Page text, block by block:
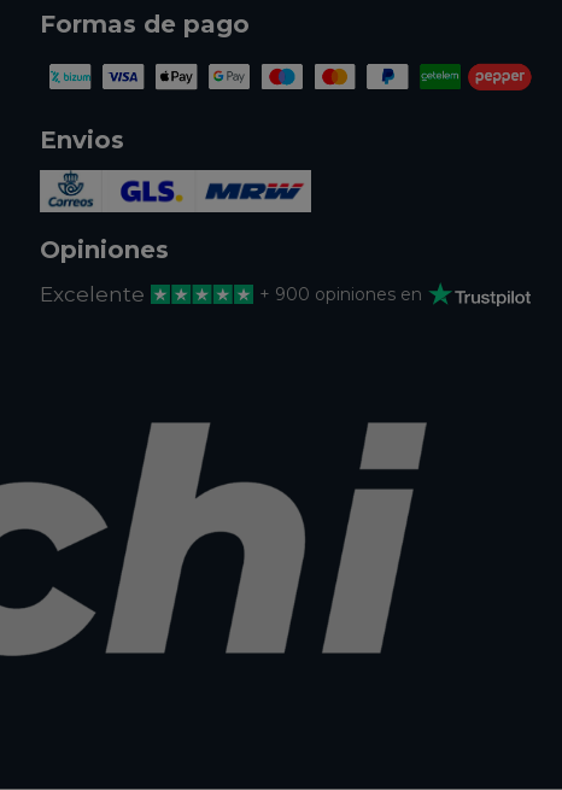
Formas de pago
Envios
Opiniones
Excelente + 900 opiniones en